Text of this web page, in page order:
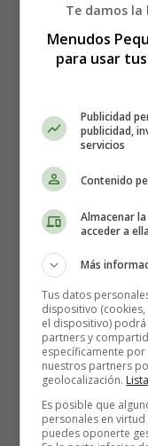
Cómo
Los
1/2 taza de
1 cucharadita
Colorante
naranja
Coloca un
superficie de
aceite.
Te damos la
Menudos
para usar
Publicidad
publicidad,
servicios
Contenido
Almacenar
acceder a ella
Más
Tus datos
dispositivo
el dispositivo)
partners y
específicamente
nuestros partners
geolocalización.
Es posible que
personales en
puedes oponerte